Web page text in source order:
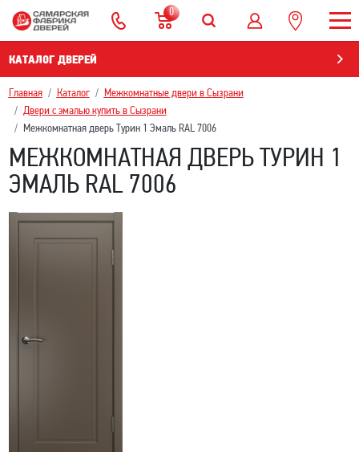
0
КАТАЛОГ ДВЕРЕЙ
Главная Каталог
Межкомнатные двери в Сызрани
Двери с эмалью купить в Сызрани
Межкомнатная дверь Турин 1 Эмаль RAL 7006
МЕЖКОМНАТНАЯ ДВЕРЬ ТУРИН 1
ЭМАЛЬ RAL 7006